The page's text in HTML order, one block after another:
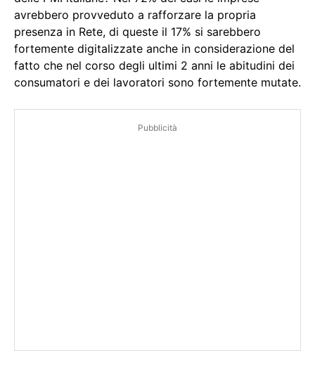
avrebbero provveduto a rafforzare la propria
presenza in Rete, di queste il 17% si sarebbero
fortemente digitalizzate anche in considerazione del
fatto che nel corso degli ultimi 2 anni le abitudini dei
consumatori e dei lavoratori sono fortemente mutate.
Pubblicità